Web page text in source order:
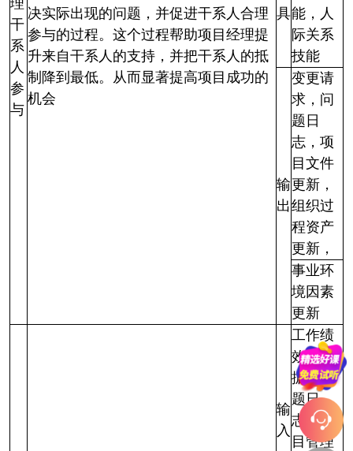
理
干
系
人
参
与
决实际出现的问题，并促进干系人合理
参与的过程。这个过程帮助项目经理提
升来自干系人的支持，并把干系人的抵
制降到最低。从而显著提高项目成功的
机会
具能，人
际关系
技能
输
出
变更请
求，问
题日
志，项
目文件
更新，
组织过
程资产
更新，
事业环
境因素
更新
输
入
工作绩
效数
据，问
题日
志，项
目管理